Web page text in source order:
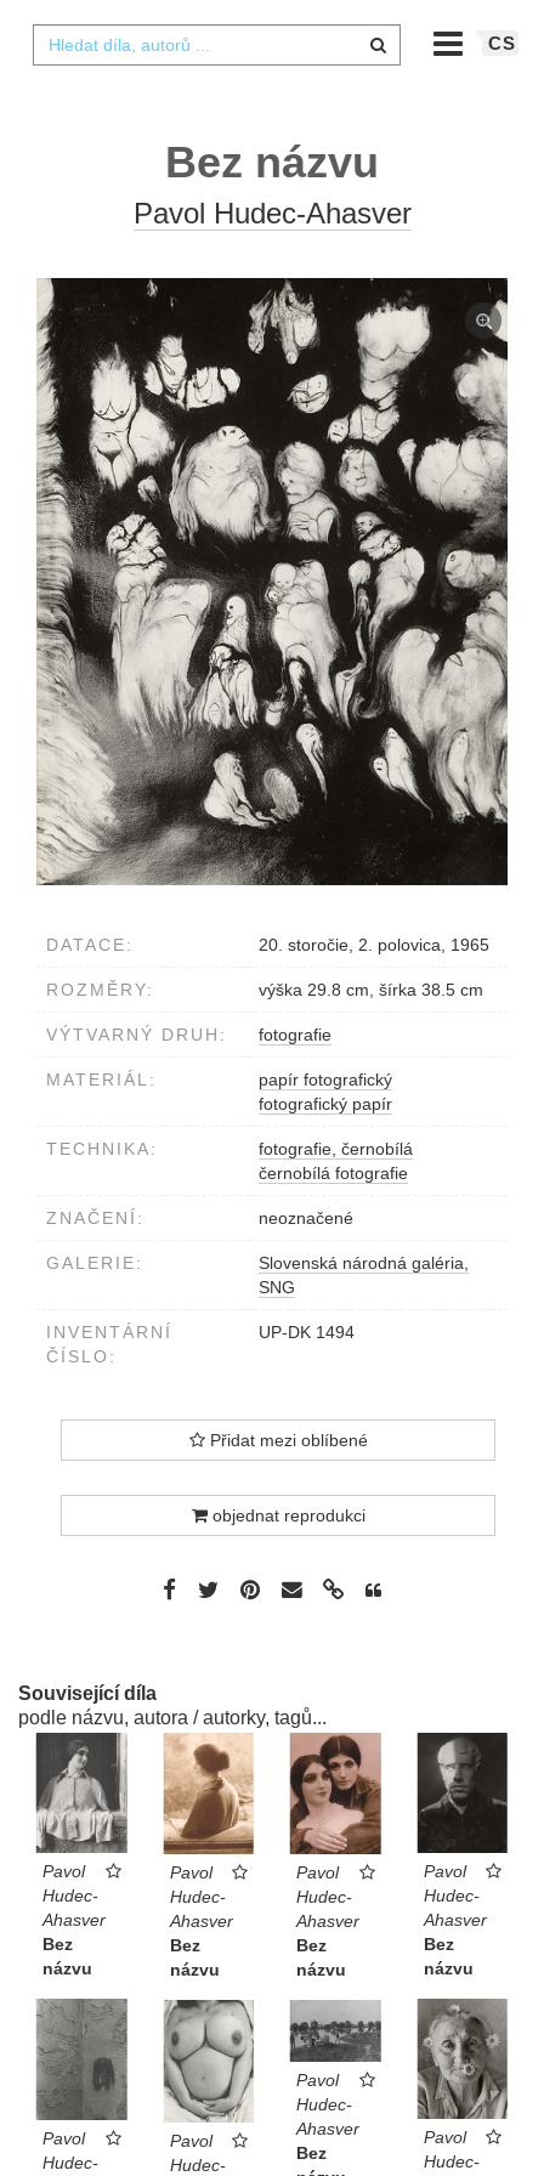
CS
Bez názvu
Pavol Hudec-Ahasver
DATACE: 20. storočie, 2. polovica, 1965
ROZMĚRY: výška 29.8 cm, šírka 38.5 cm
VÝTVARNÝ DRUH: fotografie
MATERIÁL:
papír fotografický
fotografický papír
TECHNIKA:
fotografie, černobílá
černobílá fotografie
ZNAČENÍ: neoznačené
GALERIE:
Slovenská národná galéria,
SNG
INVENTÁRNÍ
ČÍSLO:
UP-DK 1494
Přidat mezi oblíbené
objednat reprodukci
Související díla
podle názvu, autora / autorky, tagů...
Pavol
Hudec-
Ahasver
Bez
názvu
Pavol
Hudec-
Ahasver
Bez
názvu
Pavol
Hudec-
Ahasver
Bez
názvu
Pavol
Hudec-
Ahasver
Bez
názvu
Pavol
Hudec-
Pavol
Hudec-
Pavol
Hudec-
Ahasver
Bez
Pavol
Hudec-